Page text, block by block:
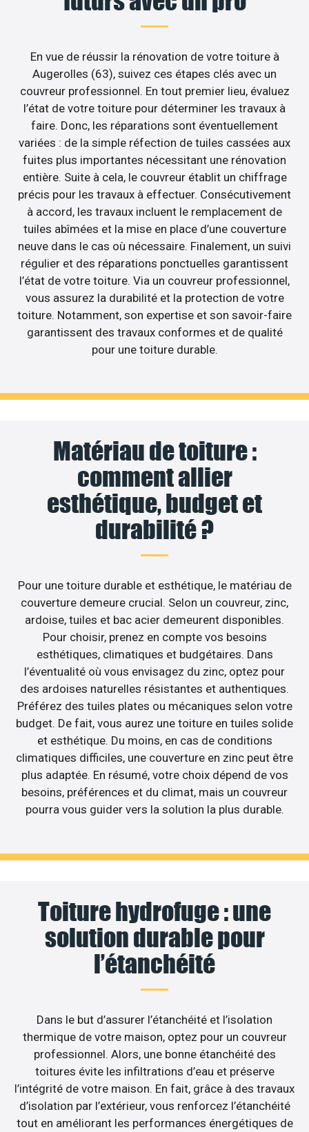
En vue de réussir la rénovation de votre toiture à
Augerolles (63), suivez ces étapes clés avec un
couvreur professionnel. En tout premier lieu, évaluez
l’état de votre toiture pour déterminer les travaux à
faire. Donc, les réparations sont éventuellement
variées : de la simple réfection de tuiles cassées aux
fuites plus importantes nécessitant une rénovation
entière. Suite à cela, le couvreur établit un chiffrage
précis pour les travaux à effectuer. Consécutivement
à accord, les travaux incluent le remplacement de
tuiles abîmées et la mise en place d’une couverture
neuve dans le cas où nécessaire. Finalement, un suivi
régulier et des réparations ponctuelles garantissent
l’état de votre toiture. Via un couvreur professionnel,
vous assurez la durabilité et la protection de votre
toiture. Notamment, son expertise et son savoir-faire
garantissent des travaux conformes et de qualité
pour une toiture durable.
Matériau de toiture :
comment allier
esthétique, budget et
durabilité ?
Pour une toiture durable et esthétique, le matériau de
couverture demeure crucial. Selon un couvreur, zinc,
ardoise, tuiles et bac acier demeurent disponibles.
Pour choisir, prenez en compte vos besoins
esthétiques, climatiques et budgétaires. Dans
l’éventualité où vous envisagez du zinc, optez pour
des ardoises naturelles résistantes et authentiques.
Préférez des tuiles plates ou mécaniques selon votre
budget. De fait, vous aurez une toiture en tuiles solide
et esthétique. Du moins, en cas de conditions
climatiques difficiles, une couverture en zinc peut être
plus adaptée. En résumé, votre choix dépend de vos
besoins, préférences et du climat, mais un couvreur
pourra vous guider vers la solution la plus durable.
Toiture hydrofuge : une
solution durable pour
l’étanchéité
Dans le but d’assurer l’étanchéité et l’isolation
thermique de votre maison, optez pour un couvreur
professionnel. Alors, une bonne étanchéité des
toitures évite les infiltrations d’eau et préserve
l’intégrité de votre maison. En fait, grâce à des travaux
d’isolation par l’extérieur, vous renforcez l’étanchéité
tout en améliorant les performances énergétiques de